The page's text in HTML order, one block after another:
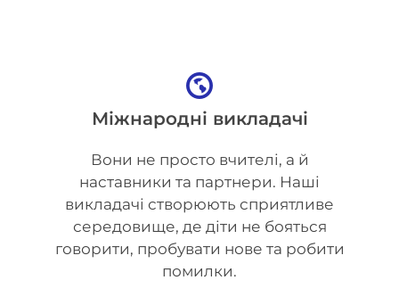
Міжнародні викладачі
Вони не просто вчителі, а й
наставники та партнери. Наші
викладачі створюють сприятливе
середовище, де діти не бояться
говорити, пробувати нове та робити
помилки.